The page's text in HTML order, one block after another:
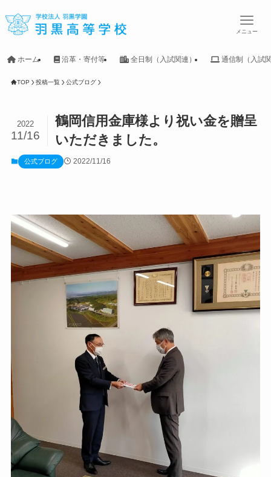
メニュー
ホーム 沿革・寄付等 全日制（入試関連） 通信制（入試
TOP 投稿一覧 公式ブログ
鶴岡信用金庫様より祝い金を贈呈
いただきました。
2022
11/16
公式ブログ 2022/11/16